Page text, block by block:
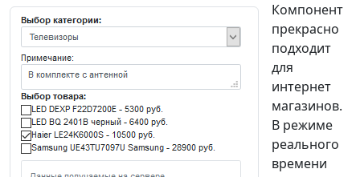
Компонент
прекрасно
подходит
для
интернет
магазинов.
В режиме
реального
времени